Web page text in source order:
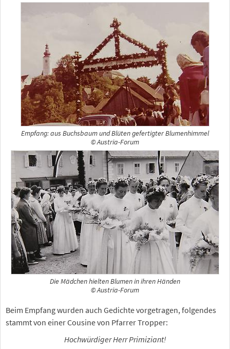
Empfang: aus Buchsbaum und Blüten gefertigter Blumenhimmel
© Austria-Forum
Die Mädchen hielten Blumen in ihren Händen
© Austria-Forum
Beim Empfang wurden auch Gedichte vorgetragen, folgendes
stammt von einer Cousine von Pfarrer Tropper:
Hochwürdiger Herr Primiziant!